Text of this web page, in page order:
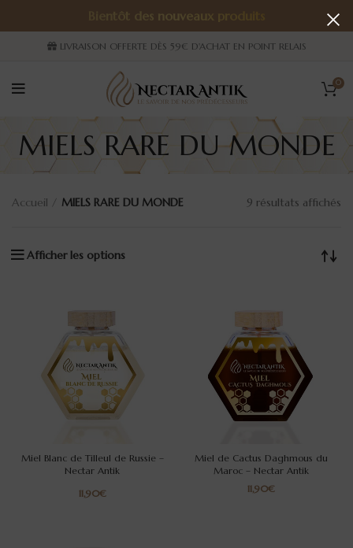
LIVRAISON OFFERTE DÈS 59€ D'ACHAT EN POINT RELAIS
0
MIELS RARE DU MONDE
Accueil MIELS RARE DU MONDE 9 résultats affichés
Afficher les options
Miel Blanc de Tilleul de Russie –
Nectar Antik
€
Miel de Cactus Daghmous du
Maroc – Nectar Antik
€
Bientôt des nouveaux produits